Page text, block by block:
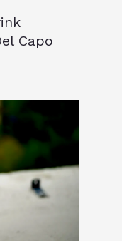
Capo